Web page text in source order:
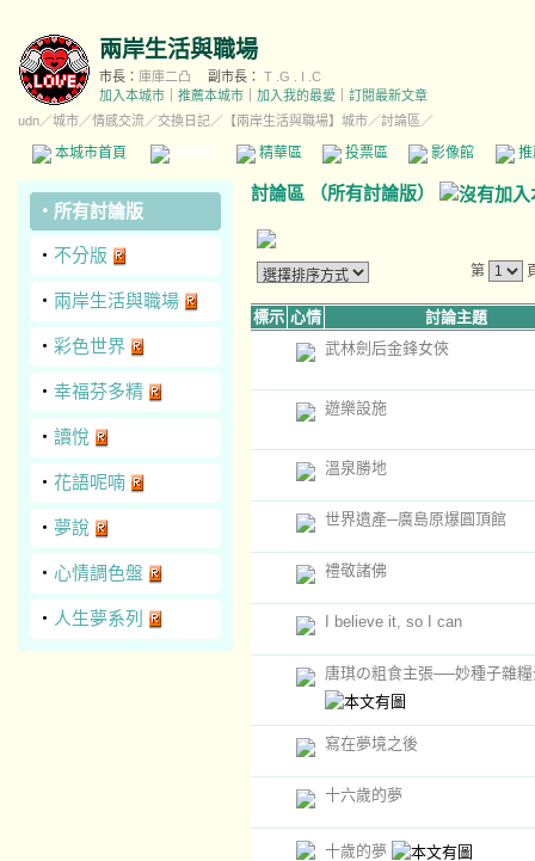
兩岸生活與職場
市長： 庫庫二凸 副市長： T .G . I .C
加入本城市
推薦本城市 加入我的最愛
訂閱最新文章
udn／城市／情感交流／交換日記／ 【兩岸生活與職場】城市／討論區／
本城市首頁 精華區 投票區 影像館
‧ 所有討論版
‧ 不分版
‧ 兩岸生活與職場
‧ 彩色世界
‧ 幸福芬多精
‧ 讀悅
‧ 花語呢喃
‧ 夢說
‧ 心情調色盤
‧ 人生夢系列
討論區 （所有討論版）
第
標示 心情
討論主題
武林劍后金鋒女俠
遊樂設施
溫泉勝地
世界遺產─廣島原爆圓頂館
禮敬諸佛
I believe it, so I can
唐琪の粗食主張──妙種子雜
寫在夢境之後
十六歲的夢
十歲的夢